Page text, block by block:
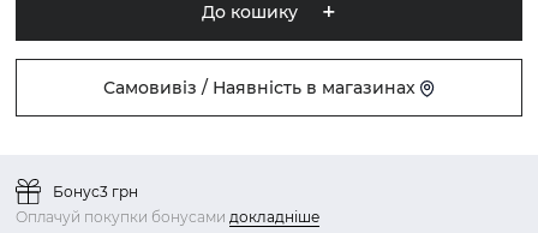
До кошику
Самовивіз / Наявність в магазинах
Бонус3 грн
Оплачуй покупки бонусами докладніше